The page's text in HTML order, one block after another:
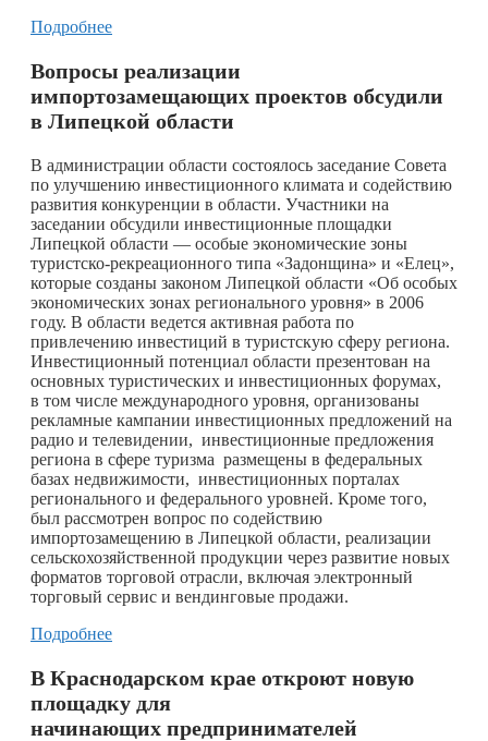
Подробнее
Вопросы реализации
импортозамещающих проектов обсудили
в Липецкой области
В администрации области состоялось заседание Совета
по улучшению инвестиционного климата и содействию
развития конкуренции в области. Участники на
заседании обсудили инвестиционные площадки
Липецкой области — особые экономические зоны
туристско-рекреационного типа «Задонщина» и «Елец»,
которые созданы законом Липецкой области «Об особых
экономических зонах регионального уровня» в 2006
году. В области ведется активная работа по
привлечению инвестиций в туристскую сферу региона.
Инвестиционный потенциал области презентован на
основных туристических и инвестиционных форумах,
в том числе международного уровня, организованы
рекламные кампании инвестиционных предложений на
радио и телевидении, инвестиционные предложения
региона в сфере туризма размещены в федеральных
базах недвижимости, инвестиционных порталах
регионального и федерального уровней. Кроме того,
был рассмотрен вопрос по содействию
импортозамещению в Липецкой области, реализации
сельскохозяйственной продукции через развитие новых
форматов торговой отрасли, включая электронный
торговый сервис и вендинговые продажи.
Подробнее
В Краснодарском крае откроют новую
площадку для
начинающих предпринимателей